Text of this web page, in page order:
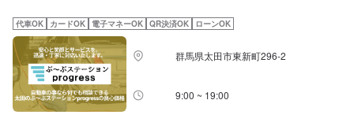
代車OK カードOK 電子マネーOK QR決済OK ローンOK
群馬県太田市東新町296-2
9:00 ~ 19:00